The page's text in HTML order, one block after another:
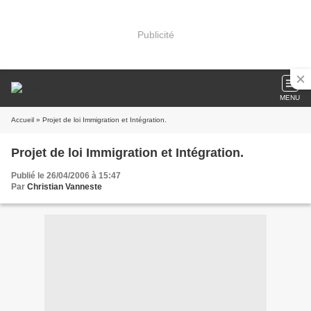
Publicité
MENU
Accueil » Projet de loi Immigration et Intégration.
Projet de loi Immigration et Intégration.
Publié le 26/04/2006 à 15:47
Par Christian Vanneste